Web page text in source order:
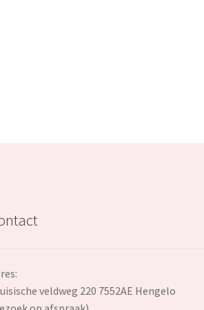
veldweg 220 7552AE Hengelo